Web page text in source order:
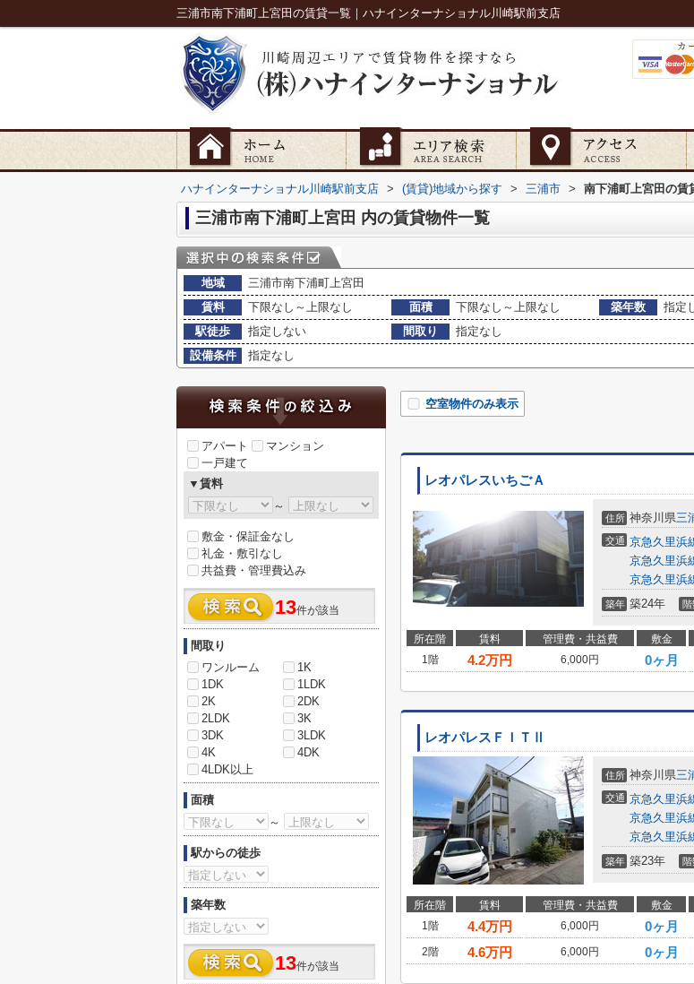
三浦市南下浦町上宮田の賃貸一覧｜ハナインターナショナル川崎駅前支店
ハナインターナショナル川崎駅前支店 > (賃貸)地域から探す > 三浦市 > 南下浦町上宮田の賃
三浦市南下浦町上宮田 内の賃貸物件一覧
地域
三浦市南下浦町上宮田
賃料
下限なし～上限なし 面積 下限なし～上限なし 築年数
指定
駅徒歩
指定しない 間取り
指定なし
設備条件
指定なし
空室物件のみ表示
レオパレスいちごＡ
住所 神奈川県三
交通 京急久里浜
京急久里浜
京急久里浜
築年 築24年 階
所在階 賃料 管理費・共益費 敷金
1階
4.2万円 6,000円 0ヶ月
レオパレスＦＩＴⅡ
住所 神奈川県三
交通 京急久里浜
京急久里浜
京急久里浜
築年 築23年 階
所在階 賃料 管理費・共益費 敷金
1階
4.4万円 6,000円 0ヶ月
2階
4.6万円 6,000円 0ヶ月
アパート
マンション
一戸建て
▼賃料
～
敷金・保証金なし
礼金・敷引なし
共益費・管理費込み
13件が該当
間取り
ワンルーム
1K
1DK
1LDK
2K
2DK
2LDK
3K
3DK
3LDK
4K
4DK
4LDK以上
面積
～
駅からの徒歩
築年数
13件が該当